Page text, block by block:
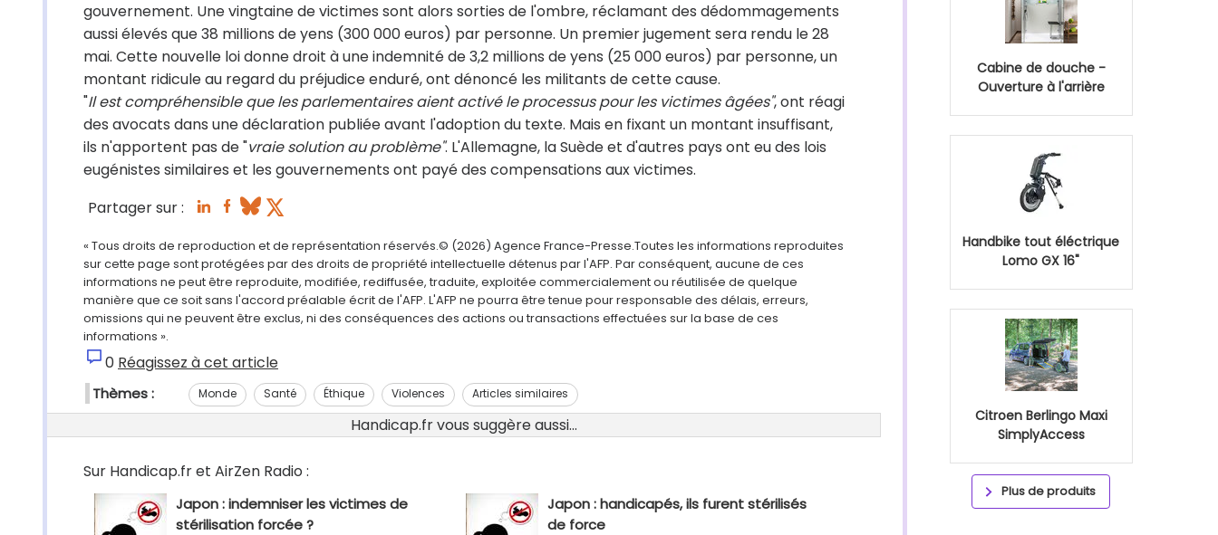
gouvernement. Une vingtaine de victimes sont alors sorties de l'ombre, réclamant des dédommagements
aussi élevés que 38 millions de yens (300 000 euros) par personne. Un premier jugement sera rendu le 28
mai. Cette nouvelle loi donne droit à une indemnité de 3,2 millions de yens (25 000 euros) par personne, un
montant ridicule au regard du préjudice enduré, ont dénoncé les militants de cette cause.
"Il est compréhensible que les parlementaires aient activé le processus pour les victimes âgées", ont réagi
des avocats dans une déclaration publiée avant l'adoption du texte. Mais en fixant un montant insuffisant,
ils n'apportent pas de "vraie solution au problème". L'Allemagne, la Suède et d'autres pays ont eu des lois
eugénistes similaires et les gouvernements ont payé des compensations aux victimes.
Partager sur :
« Tous droits de reproduction et de représentation réservés.© (2026) Agence France-Presse.Toutes les informations reproduites
sur cette page sont protégées par des droits de propriété intellectuelle détenus par l'AFP. Par conséquent, aucune de ces
informations ne peut être reproduite, modifiée, rediffusée, traduite, exploitée commercialement ou réutilisée de quelque
manière que ce soit sans l'accord préalable écrit de l'AFP. L'AFP ne pourra être tenue pour responsable des délais, erreurs,
omissions qui ne peuvent être exclus, ni des conséquences des actions ou transactions effectuées sur la base de ces
informations ».
0 Réagissez à cet article
Thèmes : Monde Santé Éthique Violences Articles similaires
Handicap.fr vous suggère aussi...
Sur Handicap.fr et AirZen Radio :
Japon : indemniser les victimes de
stérilisation forcée ?
Japon : handicapés, ils furent stérilisés
de force
Cabine de douche -
Ouverture à l'arrière
Handbike tout éléctrique
Lomo GX 16"
Citroen Berlingo Maxi
SimplyAccess
Plus de produits